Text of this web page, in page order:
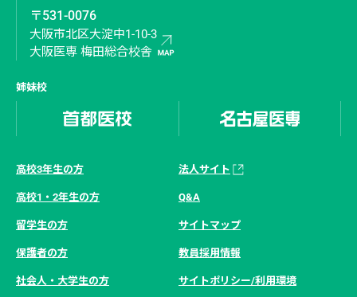
〒531-0076
大阪市北区大淀中1-10-3
大阪医専 梅田総合校舎
姉妹校
高校3年生の方
高校1・2年生の方
留学生の方
保護者の方
社会人・大学生の方
法人サイト
Q&A
サイトマップ
教員採用情報
サイトポリシー/利用環境